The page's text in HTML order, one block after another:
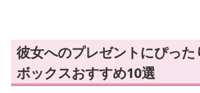
彼女へのプレゼントにぴっ
ボックスおすすめ10選